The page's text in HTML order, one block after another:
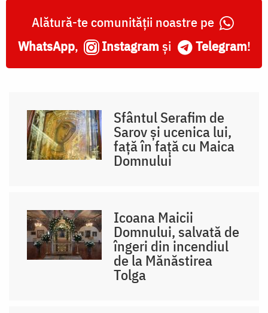
Alătură-te comunității noastre pe
WhatsApp, Instagram și Telegram!
Sfântul Serafim de
Sarov și ucenica lui,
față în față cu Maica
Domnului
Icoana Maicii
Domnului, salvată de
îngeri din incendiul
de la Mănăstirea
Tolga